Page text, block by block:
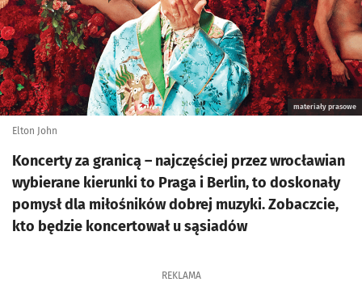
materiały prasowe
Elton John
Koncerty za granicą – najczęściej przez wrocławian
wybierane kierunki to Praga i Berlin, to doskonały
pomysł dla miłośników dobrej muzyki. Zobaczcie,
kto będzie koncertował u sąsiadów
REKLAMA